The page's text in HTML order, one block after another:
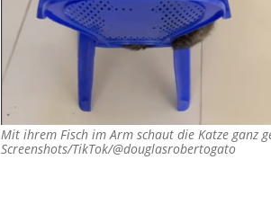
Mit ihrem Fisch im Arm schaut die Katze ganz
Screenshots/TikTok/@douglasrobertogato